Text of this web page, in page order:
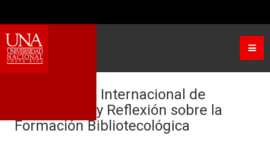
El Encuentro Internacional de
Intercambio y Reflexión sobre la
Formación Bibliotecológica